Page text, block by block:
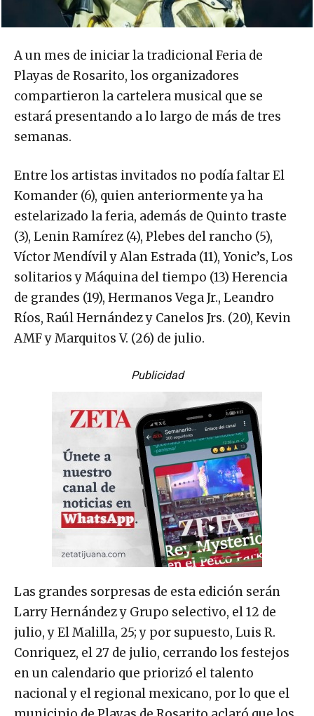
A un mes de iniciar la tradicional Feria de
Playas de Rosarito, los organizadores
compartieron la cartelera musical que se
estará presentando a lo largo de más de tres
semanas.
Entre los artistas invitados no podía faltar El
Komander (6), quien anteriormente ya ha
estelarizado la feria, además de Quinto traste
(3), Lenin Ramírez (4), Plebes del rancho (5),
Víctor Mendívil y Alan Estrada (11), Yonic’s, Los
solitarios y Máquina del tiempo (13) Herencia
de grandes (19), Hermanos Vega Jr., Leandro
Ríos, Raúl Hernández y Canelos Jrs. (20), Kevin
AMF y Marquitos V. (26) de julio.
Publicidad
Las grandes sorpresas de esta edición serán
Larry Hernández y Grupo selectivo, el 12 de
julio, y El Malilla, 25; y por supuesto, Luis R.
Conriquez, el 27 de julio, cerrando los festejos
en un calendario que priorizó el talento
nacional y el regional mexicano, por lo que el